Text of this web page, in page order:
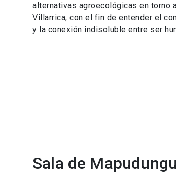
alternativas agroecológicas en torno
Villarrica, con el fin de entender el
y la conexión indisoluble entre ser
Sala de